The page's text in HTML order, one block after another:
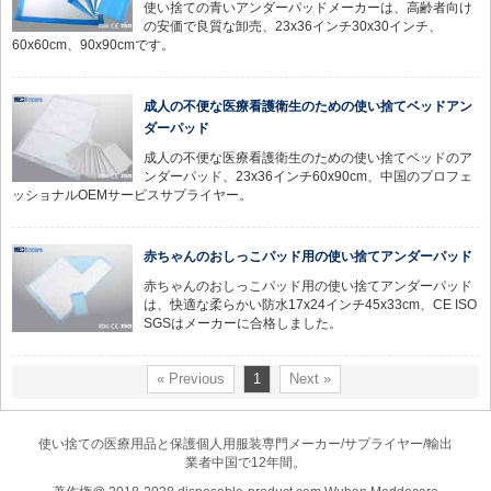
使い捨ての青いアンダーパッドメーカーは、高齢者向け
の安価で良質な卸売、23x36インチ30x30インチ、
60x60cm、90x90cmです。
成人の不便な医療看護衛生のための使い捨てベッドアン
ダーパッド
成人の不便な医療看護衛生のための使い捨てベッドのア
ンダーパッド、23x36インチ60x90cm、中国のプロフェ
ッショナルOEMサービスサプライヤー。
赤ちゃんのおしっこパッド用の使い捨てアンダーパッド
赤ちゃんのおしっこパッド用の使い捨てアンダーパッド
は、快適な柔らかい防水17x24インチ45x33cm、CE ISO
SGSはメーカーに合格しました。
« Previous 1 Next »
使い捨ての医療用品と保護個人用服装専門メーカー/サプライヤー/輸出
業者中国で12年間。